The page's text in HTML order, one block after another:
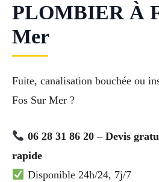
PLOMBIER À
Mer
Fuite, canalisation bouchée ou
Fos Sur Mer ?
06 28 31 86 20 – Devis
rapide
Disponible 24h/24, 7j/7